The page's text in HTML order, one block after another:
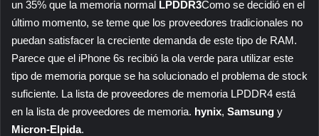
un 35% que la memoria normal LPDDR3Como se decidió en el
último momento, se teme que los proveedores tradicionales no
puedan satisfacer la creciente demanda de este tipo de RAM.
Parece que el iPhone 6s recibió la ola verde para utilizar este
tipo de memoria porque se ha solucionado el problema de stock
suficiente. La lista de proveedores de memoria LPDDR4 está
en la lista de proveedores de memoria. hynix, Samsung y
Micron-Elpida.